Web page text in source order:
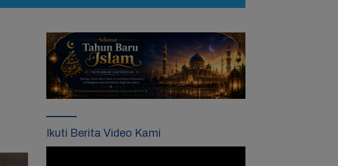
Ikuti Berita Video Kami